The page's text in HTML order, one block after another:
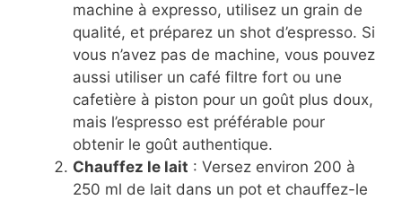
machine à expresso, utilisez un grain de
qualité, et préparez un shot d’espresso. Si
vous n’avez pas de machine, vous pouvez
aussi utiliser un café filtre fort ou une
cafetière à piston pour un goût plus doux,
mais l’espresso est préférable pour
obtenir le goût authentique.
Chauffez le lait : Versez environ 200 à
250 ml de lait dans un pot et chauffez-le